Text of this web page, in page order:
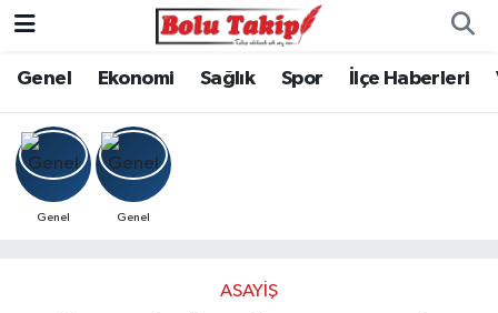
Genel Ekonomi Sağlık Spor İlçe Haberleri
Genel Genel
ASAYIŞ